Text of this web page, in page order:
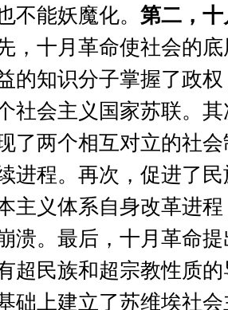
不能妖魔化。 第二，
，十月革命使社会的底
的知识分子掌握了政
社会主义国家苏联。
了两个相互对立的社
进程。再次，促进了
主义体系自身改革进
溃。最后，十月革命
超民族和超宗教性质
础上建立了苏维埃社